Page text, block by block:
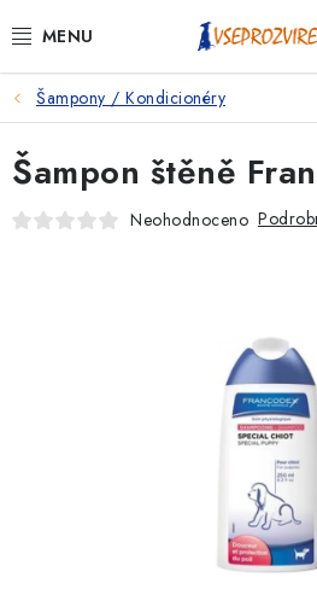
na
PSI
KOČKY
KONĚ
KRÁLÍCI/HLODAVCI/PTÁCI
Šampony / Kondicionéry
Šampon štěně
Neohodnoceno